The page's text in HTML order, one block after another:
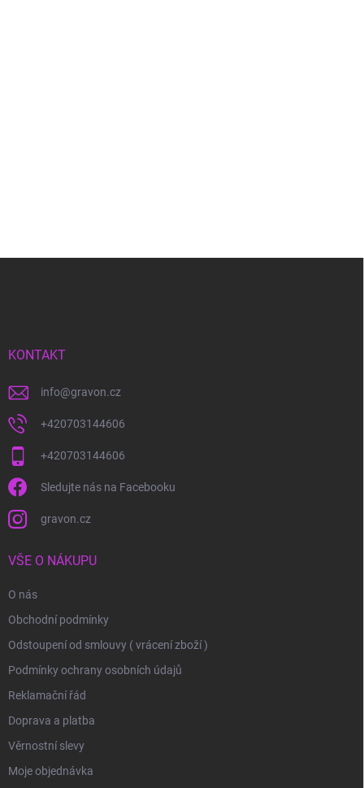
KONTAKT
info@gravon.cz
+420703144606
+420703144606
Sledujte nás na Facebooku
gravon.cz
VŠE O NÁKUPU
O nás
Obchodní podmínky
Odstoupení od smlouvy ( vrácení zboží )
Podmínky ochrany osobních údajů
Reklamační řád
Doprava a platba
Věrnostní slevy
Moje objednávka